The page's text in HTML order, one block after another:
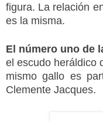
figura. La relación
es la misma.
El número uno de
el escudo heráldico
mismo gallo es
Clemente Jacques.